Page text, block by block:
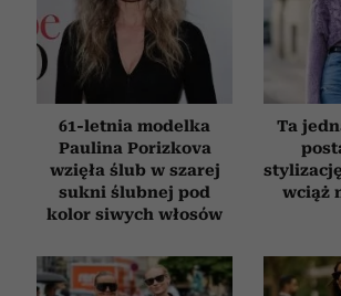
61-letnia modelka
Paulina Porizkova
wzięła ślub w szarej
sukni ślubnej pod
kolor siwych włosów
Ta
wciąż